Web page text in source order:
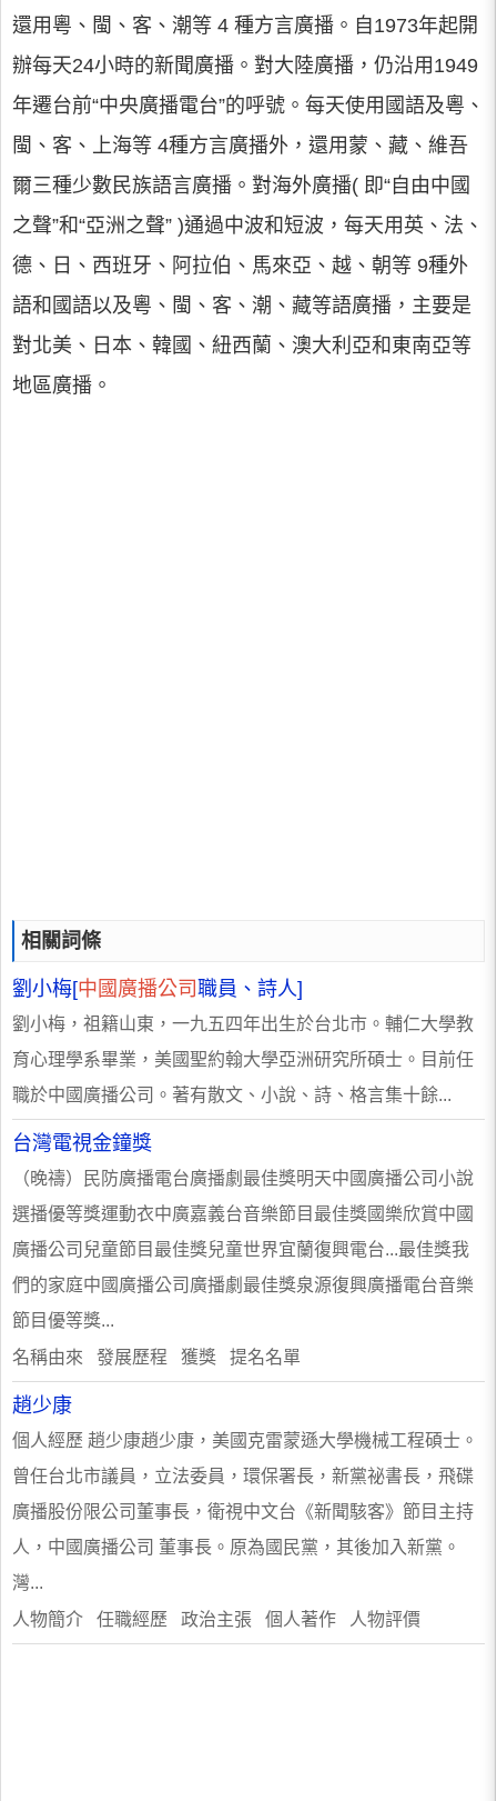
還用粵、閩、客、潮等 4 種方言廣播。自1973年起開
辦每天24小時的新聞廣播。對大陸廣播，仍沿用1949
年遷台前“中央廣播電台”的呼號。每天使用國語及粵、
閩、客、上海等 4種方言廣播外，還用蒙、藏、維吾
爾三種少數民族語言廣播。對海外廣播( 即“自由中國
之聲”和“亞洲之聲” )通過中波和短波，每天用英、法、
德、日、西班牙、阿拉伯、馬來亞、越、朝等 9種外
語和國語以及粵、閩、客、潮、藏等語廣播，主要是
對北美、日本、韓國、紐西蘭、澳大利亞和東南亞等
地區廣播。
相關詞條
劉小梅[中國廣播公司 職員、詩人]
劉小梅，祖籍山東，一九五四年出生於台北市。輔仁大學教
育心理學系畢業，美國聖約翰大學亞洲研究所碩士。目前任
職於中國廣播公司。著有散文、小說、詩、格言集十餘...
台灣電視金鐘獎
（晚禱）民防廣播電台廣播劇最佳獎明天中國廣播公司小說
選播優等獎運動衣中廣嘉義台音樂節目最佳獎國樂欣賞中國
廣播公司兒童節目最佳獎兒童世界宜蘭復興電台...最佳獎我
們的家庭中國廣播公司廣播劇最佳獎泉源復興廣播電台音樂
節目優等獎...
名稱由來 發展歷程 獲獎 提名名單
趙少康
個人經歷 趙少康趙少康，美國克雷蒙遜大學機械工程碩士。
曾任台北市議員，立法委員，環保署長，新黨祕書長，飛碟
廣播股份限公司董事長，衛視中文台《新聞駭客》節目主持
人，中國廣播公司 董事長。原為國民黨，其後加入新黨。
灣...
人物簡介 任職經歷 政治主張 個人著作 人物評價